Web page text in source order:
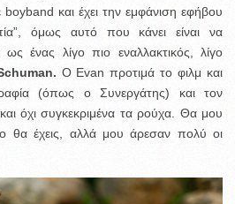
και έχει την εμφάνιση εφήβου
όμως αυτό που κάνει είναι να
ένας λίγο πιο εναλλακτικός, λίγο
O Evan προτιμά το φιλμ και
(όπως ο Συνεργάτης) και τον
και όχι συγκεκριμένα τα ρούχα. Θα μου
θα έχεις, αλλά μου άρεσαν πολύ οι